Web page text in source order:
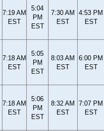
7:19 AM
EST
5:04
PM
EST
7:30 AM
EST
4:53 PM
EST
7:18 AM
EST
5:05
PM
EST
8:03 AM
EST
6:00 PM
EST
7:18 AM
EST
5:06
PM
EST
8:32 AM
EST
7:07 PM
EST